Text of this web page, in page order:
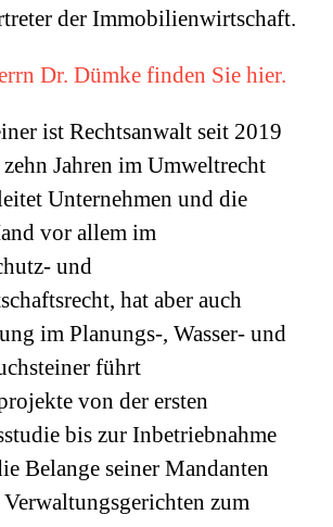
der Immobilienwirtschaft.
Dr. Dümke finden Sie hier.
ist Rechtsanwalt seit 2019
Jahren im Umweltrecht
Unternehmen und die
vor allem im
und
hat aber auch
im Planungs-, Wasser- und
führt
von der ersten
bis zur Inbetriebnahme
Belange seiner Mandanten
zum